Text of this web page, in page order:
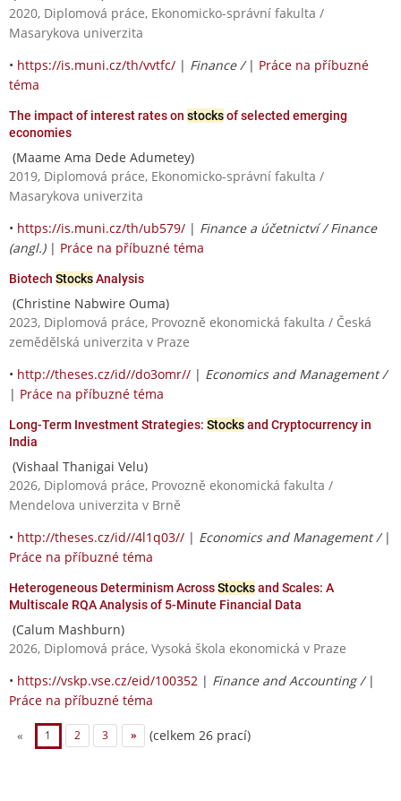
2020, Diplomová práce, Ekonomicko-správní fakulta /
Masarykova univerzita
• https://is.muni.cz/th/vvtfc/ | Finance / | Práce na příbuzné
téma
The impact of interest rates on stocksof selected emerging
economies
(Maame Ama Dede Adumetey)
2019, Diplomová práce, Ekonomicko-správní fakulta /
Masarykova univerzita
• https://is.muni.cz/th/ub579/ | Finance a účetnictví / Finance
(angl.)| Práce na příbuzné téma
Biotech StocksAnalysis
(Christine Nabwire Ouma)
2023, Diplomová práce, Provozně ekonomická fakulta / Česká
zemědělská univerzita v Praze
• http://theses.cz/id//do3omr// | Economics and Management /
| Práce na příbuzné téma
Long-Term Investment Strategies: Stocksand Cryptocurrency in
India
(Vishaal Thanigai Velu)
2026, Diplomová práce, Provozně ekonomická fakulta /
Mendelova univerzita v Brně
• http://theses.cz/id//4l1q03// | Economics and Management / |
Práce na příbuzné téma
Heterogeneous Determinism AcrossStocksand Scales: A
Multiscale RQA Analysis of 5-Minute Financial Data
(Calum Mashburn)
2026, Diplomová práce, Vysoká škola ekonomická v Praze
• https://vskp.vse.cz/eid/100352 | Finance and Accounting / |
Práce na příbuzné téma
« 1 2 3 » (celkem 26 prací)